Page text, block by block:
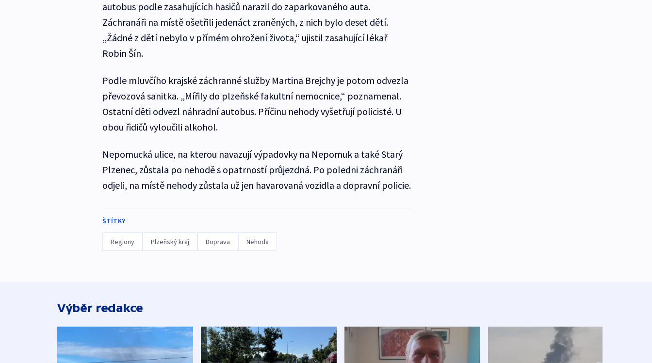
autobus podle zasahujících hasičů narazil do zaparkovaného auta.
Záchranáři na místě ošetřili jedenáct zraněných, z nich bylo deset dětí.
„Žádné z dětí nebylo v přímém ohrožení života,“ ujistil zasahující lékař
Robin Šín.
Podle mluvčího krajské záchranné služby Martina Brejchy je potom odvezla
převozová sanitka. „Mířily do plzeňské fakultní nemocnice,“ poznamenal.
Ostatní děti odvezl náhradní autobus. Příčinu nehody vyšetřují policisté. U
obou řidičů vyloučili alkohol.
Nepomucká ulice, na kterou navazují výpadovky na Nepomuk a také Starý
Plzenec, zůstala po nehodě s opatrností průjezdná. Po poledni záchranáři
odjeli, na místě nehody zůstala už jen havarovaná vozidla a dopravní policie.
ŠTÍTKY
Regiony Plzeňský kraj Doprava Nehoda
Výběr redakce